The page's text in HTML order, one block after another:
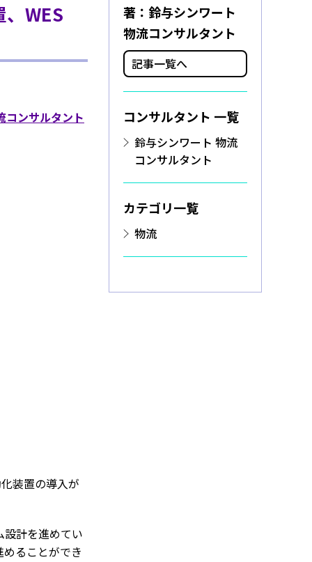
WES
コンサルタント
装置の導入が
計を進めてい
ることができ
著： 鈴与シンワート
物流コンサルタント
記事一覧へ
コンサルタント 一覧
鈴与シンワート 物流
コンサルタント
カテゴリ一覧
物流